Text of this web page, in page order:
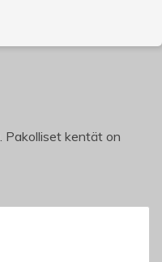
Pakolliset kentät on